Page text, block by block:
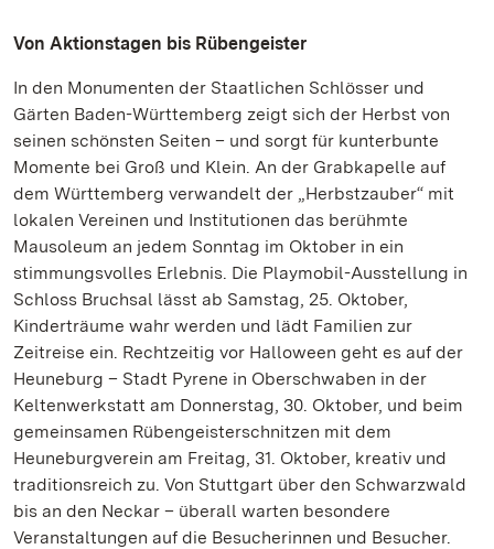
Von Aktionstagen bis Rübengeister
In den Monumenten der Staatlichen Schlösser und
Gärten Baden-Württemberg zeigt sich der Herbst von
seinen schönsten Seiten – und sorgt für kunterbunte
Momente bei Groß und Klein. An der Grabkapelle auf
dem Württemberg verwandelt der „Herbstzauber“ mit
lokalen Vereinen und Institutionen das berühmte
Mausoleum an jedem Sonntag im Oktober in ein
stimmungsvolles Erlebnis. Die Playmobil-Ausstellung in
Schloss Bruchsal lässt ab Samstag, 25. Oktober,
Kinderträume wahr werden und lädt Familien zur
Zeitreise ein. Rechtzeitig vor Halloween geht es auf der
Heuneburg – Stadt Pyrene in Oberschwaben in der
Keltenwerkstatt am Donnerstag, 30. Oktober, und beim
gemeinsamen Rübengeisterschnitzen mit dem
Heuneburgverein am Freitag, 31. Oktober, kreativ und
traditionsreich zu. Von Stuttgart über den Schwarzwald
bis an den Neckar – überall warten besondere
Veranstaltungen auf die Besucherinnen und Besucher.